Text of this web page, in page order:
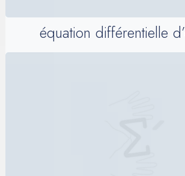
équation différentielle